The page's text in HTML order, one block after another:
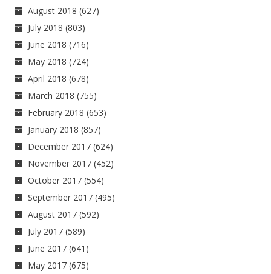
August 2018 (627)
July 2018 (803)
June 2018 (716)
May 2018 (724)
April 2018 (678)
March 2018 (755)
February 2018 (653)
January 2018 (857)
December 2017 (624)
November 2017 (452)
October 2017 (554)
September 2017 (495)
August 2017 (592)
July 2017 (589)
June 2017 (641)
May 2017 (675)